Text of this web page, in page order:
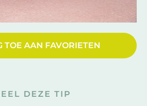
TOE AAN FAVORIETEN
DEZE TIP